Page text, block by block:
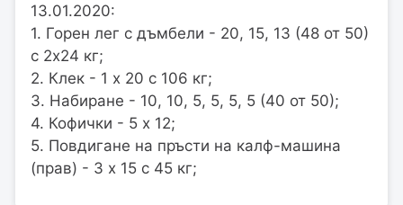
13.01.2020:
1. Горен лег с дъмбели - 20, 15, 13 (48 от 50)
с 2х24 кг;
2. Клек - 1 х 20 с 106 кг;
3. Набиране - 10, 10, 5, 5, 5, 5 (40 от 50);
4. Кофички - 5 х 12;
5. Повдигане на пръсти на калф-машина
(прав) - 3 х 15 с 45 кг;